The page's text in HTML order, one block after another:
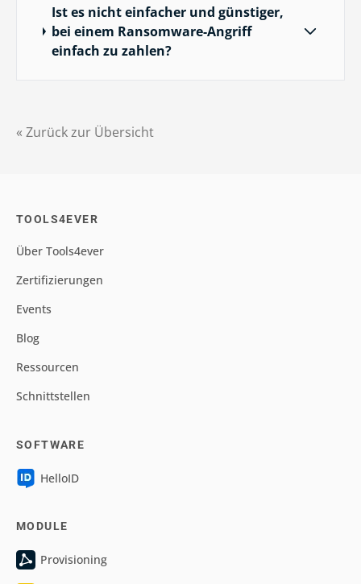
« Zurück zur Übersicht
Ist es nicht einfacher und günstiger,
bei einem Ransomware-Angriff
einfach zu zahlen?
TOOLS4EVER
Über Tools4ever
Zertifizierungen
Events
Blog
Ressourcen
Schnittstellen
SOFTWARE
HelloID
MODULE
Provisioning